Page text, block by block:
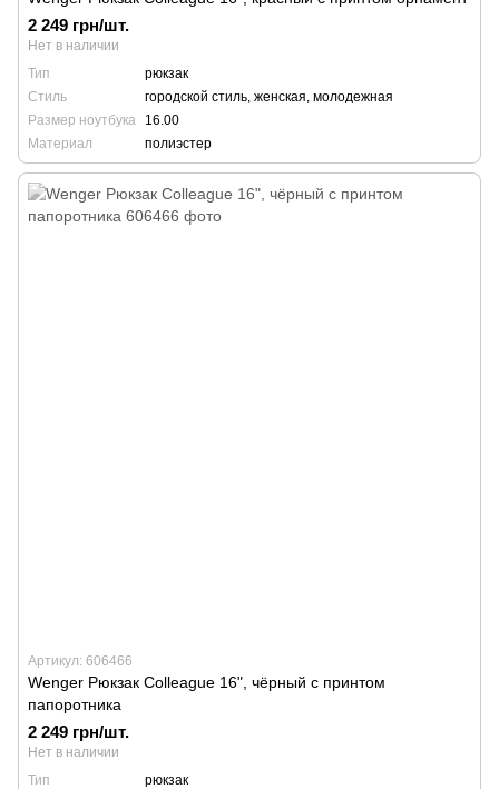
2 249 грн/шт.
Нет в наличии
Тип
рюкзак
Стиль
городской стиль, женская, молодежная
Размер ноутбука
16.00
Материал
полиэстер
Артикул: 606466
Wenger Рюкзак Colleague 16", чёрный с принтом
папоротника
2 249 грн/шт.
Нет в наличии
Тип
рюкзак